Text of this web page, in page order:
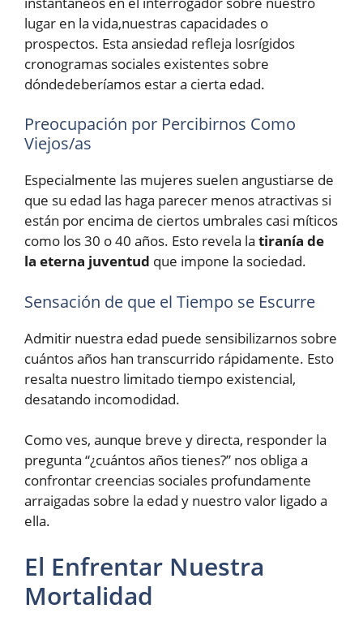
lugar en la vida,nuestras capacidades o
prospectos. Esta ansiedad refleja losrígidos
cronogramas sociales existentes sobre
dóndedeberíamos estar a cierta edad.
Preocupación por Percibirnos Como
Viejos/as
Especialmente las mujeres suelen angustiarse de
que su edad las haga parecer menos atractivas si
están por encima de ciertos umbrales casi míticos
como los 30 o 40 años. Esto revela la tiranía de
la eterna juventud que impone la sociedad.
Sensación de que el Tiempo se Escurre
Admitir nuestra edad puede sensibilizarnos sobre
cuántos años han transcurrido rápidamente. Esto
resalta nuestro limitado tiempo existencial,
desatando incomodidad.
Como ves, aunque breve y directa, responder la
pregunta “¿cuántos años tienes?” nos obliga a
confrontar creencias sociales profundamente
arraigadas sobre la edad y nuestro valor ligado a
ella.
El Enfrentar Nuestra
Mortalidad